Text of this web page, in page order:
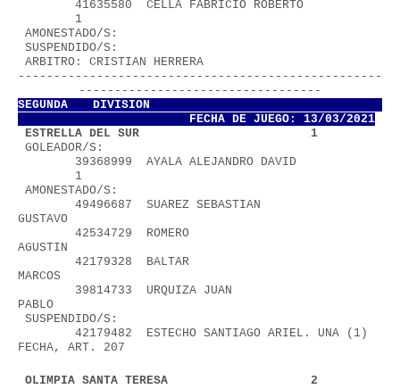
41635580  CELLA FABRICIO ROBERTO
1
AMONESTADO/S:
SUSPENDIDO/S:
ARBITRO: CRISTIAN HERRERA
---------------------------------------------------
----------------------------------
SEGUNDA DIVISION
FECHA DE JUEGO: 13/03/2021
ESTRELLA DEL SUR                        1
GOLEADOR/S:
39368999  AYALA ALEJANDRO DAVID
1
AMONESTADO/S:
49496687  SUAREZ SEBASTIAN
GUSTAVO
42534729  ROMERO
AGUSTIN
42179328  BALTAR
MARCOS
39814733  URQUIZA JUAN
PABLO
SUSPENDIDO/S:
42179482  ESTECHO SANTIAGO ARIEL. UNA (1)
FECHA, ART. 207
OLIMPIA SANTA TERESA                    2